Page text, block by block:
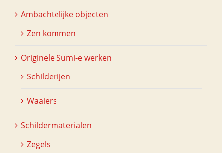
Ambachtelijke objecten
Zen kommen
Originele Sumi-e werken
Schilderijen
Waaiers
Schildermaterialen
Zegels